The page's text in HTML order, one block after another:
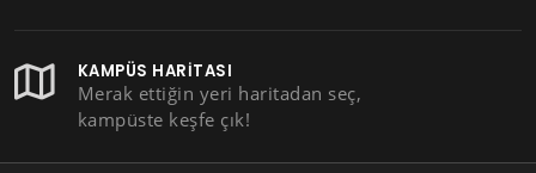
KAMPÜS HARITASI
Merak ettiğin yeri haritadan seç,
kampüste keşfe çık!